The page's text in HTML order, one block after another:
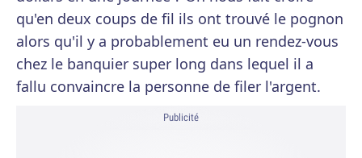
qu'en deux coups de fil ils ont trouvé le pognon
alors qu'il y a probablement eu un rendez-vous
chez le banquier super long dans lequel il a
fallu convaincre la personne de filer l'argent.
Publicité